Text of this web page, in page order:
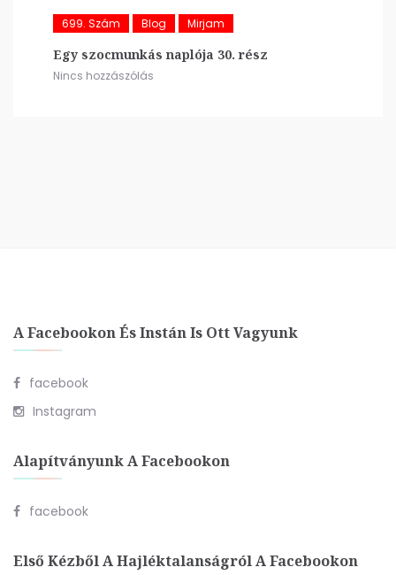
699. Szám Blog Mirjam
Egy szocmunkás naplója 30. rész
Nincs hozzászólás
A Facebookon És Instán Is Ott Vagyunk
facebook
Instagram
Alapítványunk A Facebookon
facebook
Első Kézből A Hajléktalanságról A Facebookon